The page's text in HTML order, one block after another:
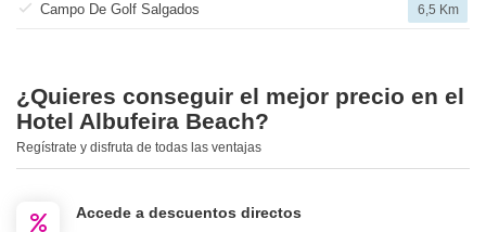
Campo De Golf Salgados 6,5 Km
¿Quieres conseguir el mejor precio en el
Hotel Albufeira Beach?
Regístrate y disfruta de todas las ventajas
Accede a descuentos directos